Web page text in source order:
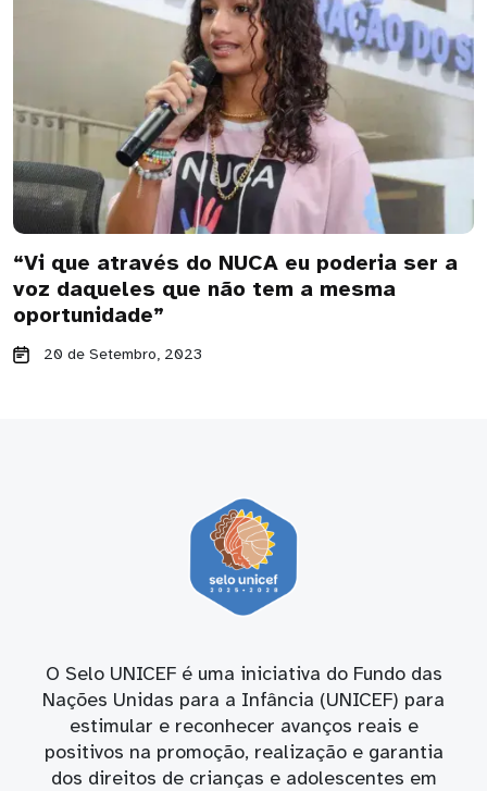
“Vi que através do NUCA eu poderia ser a
voz daqueles que não tem a mesma
oportunidade”
20 de Setembro, 2023
O Selo UNICEF é uma iniciativa do Fundo das
Nações Unidas para a Infância (UNICEF) para
estimular e reconhecer avanços reais e
positivos na promoção, realização e garantia
dos direitos de crianças e adolescentes em